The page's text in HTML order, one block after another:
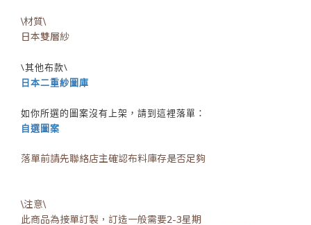
\材質\
日本雙層紗
\其他布款\
日本二重紗圖庫
如你所選的圖案沒有上架，請到這裡落單：
自選圖案
落單前請先聯絡店主確認布料庫存是否足夠
\注意\
此商品為接單訂製，訂造一般需要2-3星期